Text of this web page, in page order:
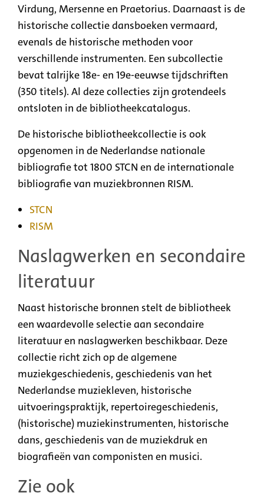
Virdung, Mersenne en Praetorius. Daarnaast is de
historische collectie dansboeken vermaard,
evenals de historische methoden voor
verschillende instrumenten. Een subcollectie
bevat talrijke 18e- en 19e-eeuwse tijdschriften
(350 titels). Al deze collecties zijn grotendeels
ontsloten in de bibliotheekcatalogus.
De historische bibliotheekcollectie is ook
opgenomen in de Nederlandse nationale
bibliografie tot 1800 STCN en de internationale
bibliografie van muziekbronnen RISM.
STCN
RISM
Naslagwerken en secondaire
literatuur
Naast historische bronnen stelt de bibliotheek
een waardevolle selectie aan secondaire
literatuur en naslagwerken beschikbaar. Deze
collectie richt zich op de algemene
muziekgeschiedenis, geschiedenis van het
Nederlandse muziekleven, historische
uitvoeringspraktijk, repertoiregeschiedenis,
(historische) muziekinstrumenten, historische
dans, geschiedenis van de muziekdruk en
biografieën van componisten en musici.
Zie ook